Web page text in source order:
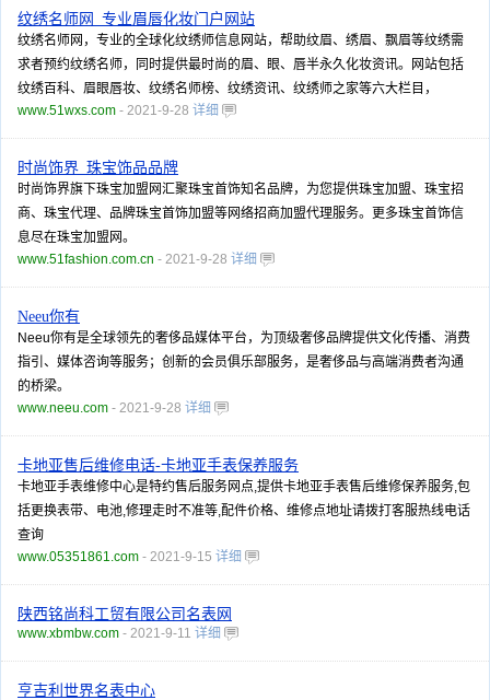
纹绣名师网_专业眉唇化妆门户网站
纹绣名师网，专业的全球化纹绣师信息网站，帮助纹眉、绣眉、飘眉等纹绣需
求者预约纹绣名师，同时提供最时尚的眉、眼、唇半永久化妆资讯。网站包括
纹绣百科、眉眼唇妆、纹绣名师榜、纹绣资讯、纹绣师之家等六大栏目，
www.51wxs.com - 2021-9-28 详细
时尚饰界_珠宝饰品品牌
时尚饰界旗下珠宝加盟网汇聚珠宝首饰知名品牌，为您提供珠宝加盟、珠宝招
商、珠宝代理、品牌珠宝首饰加盟等网络招商加盟代理服务。更多珠宝首饰信
息尽在珠宝加盟网。
www.51fashion.com.cn - 2021-9-28 详细
Neeu你有
Neeu你有是全球领先的奢侈品媒体平台，为顶级奢侈品牌提供文化传播、消费
指引、媒体咨询等服务；创新的会员俱乐部服务，是奢侈品与高端消费者沟通
的桥梁。
www.neeu.com - 2021-9-28 详细
卡地亚售后维修电话-卡地亚手表保养服务
卡地亚手表维修中心是特约售后服务网点,提供卡地亚手表售后维修保养服务,包
括更换表带、电池,修理走时不准等,配件价格、维修点地址请拨打客服热线电话
查询
www.05351861.com - 2021-9-15 详细
陕西铭尚科工贸有限公司名表网
www.xbmbw.com - 2021-9-11 详细
亨吉利世界名表中心